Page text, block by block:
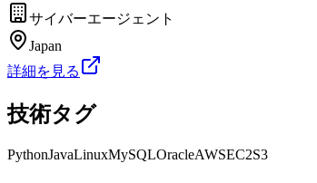
サイバーエージェント
Japan
詳細を見る
技術タグ
PythonJavaLinuxMySQLOracleAWSEC2S3